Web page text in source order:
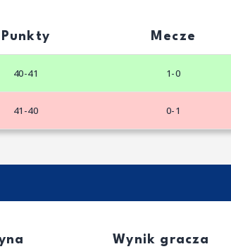
Punkty Mecze
40-41 1-0
41-40 0-1
Wynik gracza